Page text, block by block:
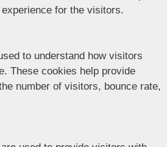
for the visitors.
to understand how visitors
These cookies help provide
number of visitors, bounce rate,